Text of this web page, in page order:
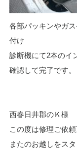
各部パッキンやガ
付け
診断機にて2本のイ
確認して完了です。
西春日井郡のＫ様
この度は修理ご依
またのお越しをス